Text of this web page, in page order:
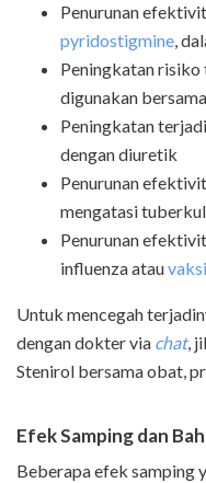
Penurunan
pyridostigmine,
Peningkatan
digunakan
Peningkatan
dengan diuretik
Penurunan
mengatasi
Penurunan
influenza atau
Untuk mencegah
dengan dokter via chat,
Stenirol bersama obat,
Efek Samping dan
Beberapa efek samping